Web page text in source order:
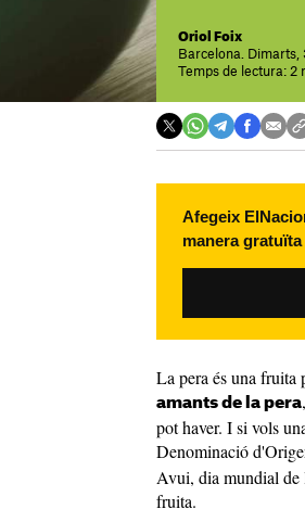
Oriol Foix
Barcelona.
Temps de lectura: 2
Afegeix
manera gratuïta
La pera és una fruita
amants de la pera
pot haver. I si vols
Denominació
Avui, dia mundial de
fruita.